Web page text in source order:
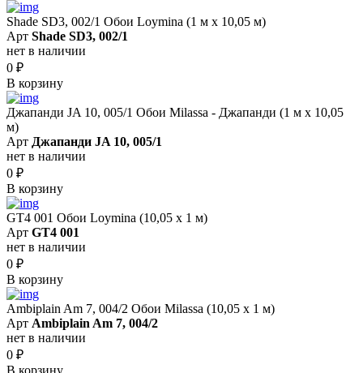
Shade SD3, 002/1 Обои Loymina (1 м х 10,05 м)
Арт Shade SD3, 002/1
нет в наличии
0 ₽
В корзину
Джапанди JA 10, 005/1 Обои Milassa - Джапанди (1 м х 10,05
м)
Арт Джапанди JA 10, 005/1
нет в наличии
0 ₽
В корзину
GT4 001 Обои Loymina (10,05 х 1 м)
Арт GT4 001
нет в наличии
0 ₽
В корзину
Ambiplain Am 7, 004/2 Обои Milassa (10,05 х 1 м)
Арт Ambiplain Am 7, 004/2
нет в наличии
0 ₽
В корзину